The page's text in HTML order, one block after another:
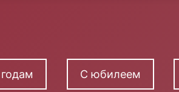
С юбилеем